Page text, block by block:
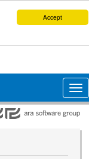
Accept